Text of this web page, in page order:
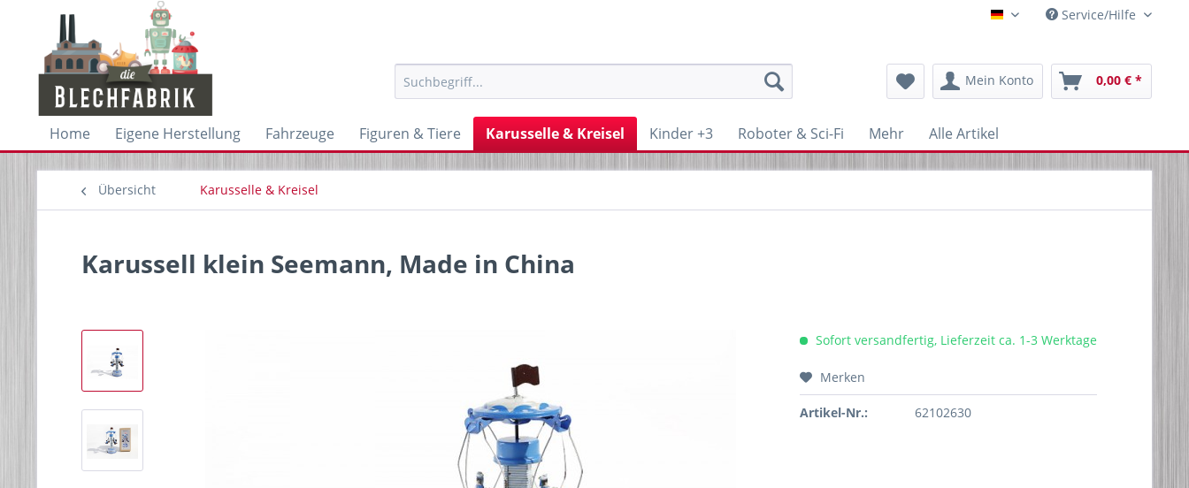
BlechfabrikService/Hilfe
Mein Konto 0,00 € *
Home Eigene Herstellung Fahrzeuge Figuren & Tiere Karusselle & Kreisel Kinder +3 Roboter & Sci-Fi Mehr Alle Artikel
Übersicht Karusselle & Kreisel
Karussell klein Seemann, Made in China
Sofort versandfertig, Lieferzeit ca. 1-3 Werktage
Merken
Artikel-Nr.: 62102630